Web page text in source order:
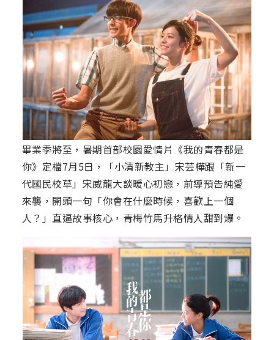
畢業季將至，暑期首部校園愛情片《我的青春都是
你》定檔7月5日，「小清新教主」宋芸樺跟「新一
代國民校草」宋威龍大談暖心初戀，前導預告純愛
來襲，開頭一句「你會在什麼時候，喜歡上一個
人？」直逼故事核心，青梅竹馬升格情人甜到爆。